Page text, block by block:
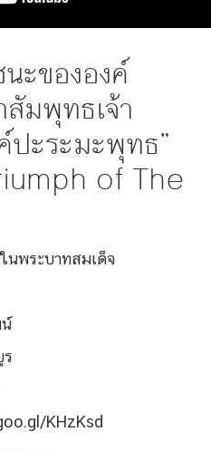
ะขององค์
มพุทธเจ้า
ปะระมะพุทธ”
of The
นพระบาทสมเด็จ
น์
KHzKsd